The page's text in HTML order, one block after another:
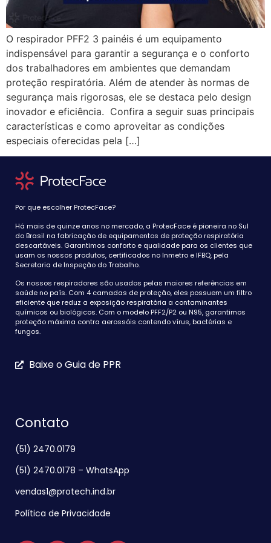
O respirador PFF2 3 painéis é um equipamento
indispensável para garantir a segurança e o conforto
dos trabalhadores em ambientes que demandam
proteção respiratória. Além de atender às normas de
segurança mais rigorosas, ele se destaca pelo design
inovador e eficiência. Confira a seguir suas principais
características e como aproveitar as condições
especiais oferecidas pela […]
Por que escolher ProtecFace?
Há mais de quinze anos no mercado, a ProtecFace é pioneira no Sul
do Brasil na fabricação de equipamentos de proteção respiratória
descartáveis. Garantimos conforto e qualidade para os clientes que
usam os nossos produtos, certificados no Inmetro e IFBQ, pela
Secretaria de Inspeção do Trabalho.
Os nossos respiradores são usados pelas maiores referências em
saúde no país. Com 4 camadas de proteção, eles possuem um filtro
eficiente que reduz a exposição respiratória a contaminantes
químicos ou biológicos. Com o modelo PFF2/P2 ou N95, garantimos
proteção máxima contra aerossóis contendo vírus, bactérias e
fungos.
Baixe o Guia de PPR
Contato
(51) 2470.0179
(51) 2470.0178 – WhatsApp
vendas1@protech.ind.br
Política de Privacidade